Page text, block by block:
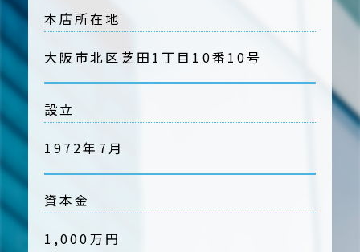
本店所在地
大阪市北区芝田1丁目10番10号
設立
1972年7月
資本金
1,000万円